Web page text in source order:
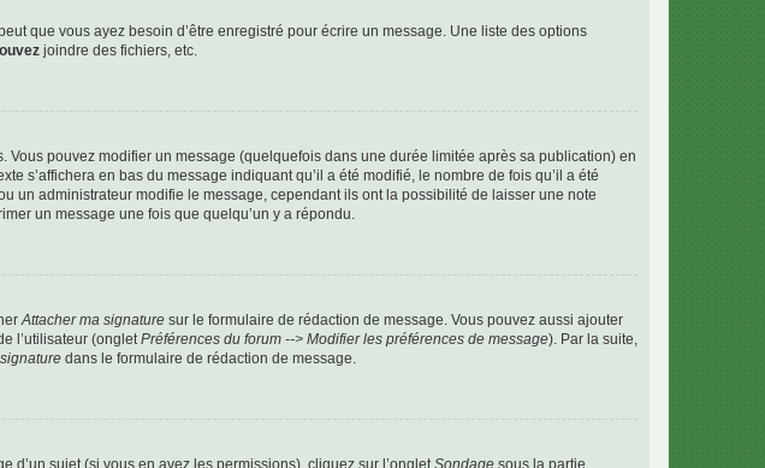
que vous ayez besoin d’être enregistré pour écrire un message. Une liste des options
joindre des fichiers, etc.
pouvez modifier un message (quelquefois dans une durée limitée après sa publication) en
s’affichera en bas du message indiquant qu’il a été modifié, le nombre de fois qu’il a été
un administrateur modifie le message, cependant ils ont la possibilité de laisser une note
un message une fois que quelqu’un y a répondu.
Attacher ma signature sur le formulaire de rédaction de message. Vous pouvez aussi ajouter
l’utilisateur (ongletPréférences du forum --> Modifier les préférences de message). Par la suite,
dans le formulaire de rédaction de message.
d’un sujet (si vous en avez les permissions), cliquez sur l’onglet Sondage sous la partie